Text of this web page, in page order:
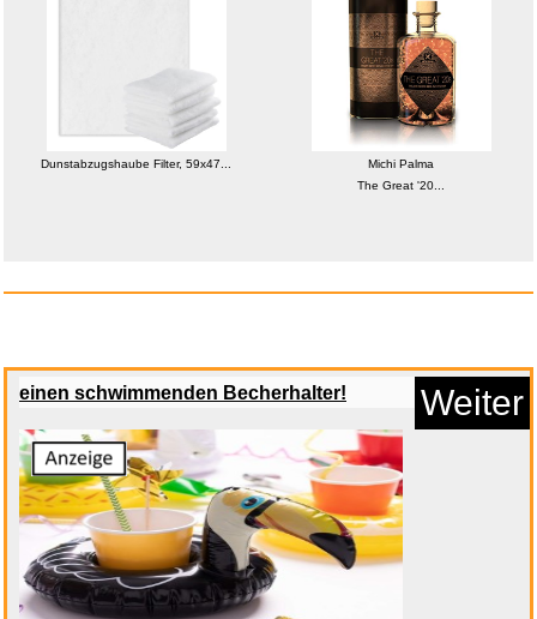
Hoptimist Lampe LED,
Anzeige
Desperate Housewives - Die
kom...
Anzeige
Dunstabzugshaube Filter, 59x47...
Michi Palma
The Great '20...
einen schwimmenden Becherhalter! Weiter